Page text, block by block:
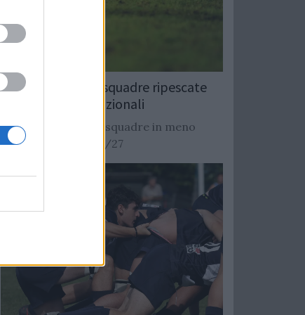
Rugby: Record di squadre ripescate
nei campionati nazionali
Si stimano oltre 20 squadre in meno
dalla stagione 2026/27